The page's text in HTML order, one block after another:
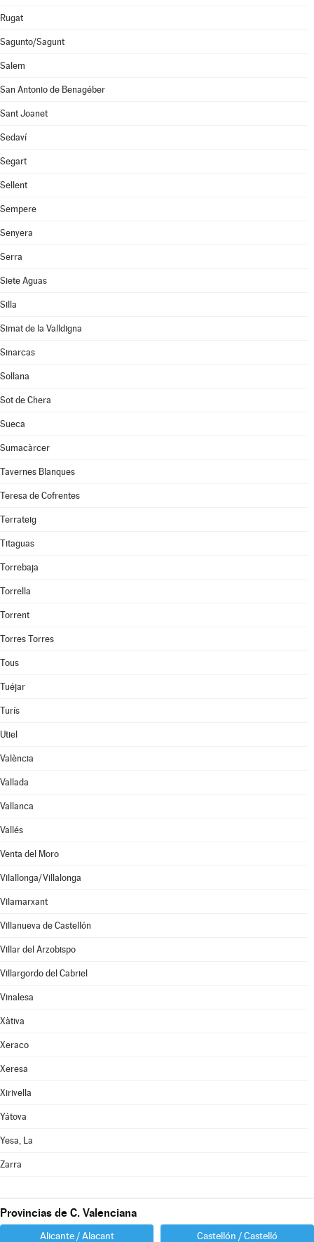
Rugat
Sagunto/Sagunt
Salem
San Antonio de Benagéber
Sant Joanet
Sedaví
Segart
Sellent
Sempere
Senyera
Serra
Siete Aguas
Silla
Simat de la Valldigna
Sinarcas
Sollana
Sot de Chera
Sueca
Sumacàrcer
Tavernes Blanques
Teresa de Cofrentes
Terrateig
Titaguas
Torrebaja
Torrella
Torrent
Torres Torres
Tous
Tuéjar
Turís
Utiel
València
Vallada
Vallanca
Vallés
Venta del Moro
Vilallonga/Villalonga
Vilamarxant
Villanueva de Castellón
Villar del Arzobispo
Villargordo del Cabriel
Vinalesa
Xàtiva
Xeraco
Xeresa
Xirivella
Yátova
Yesa, La
Zarra
Provincias de C. Valenciana
Alicante / Alacant Castellón / Castelló